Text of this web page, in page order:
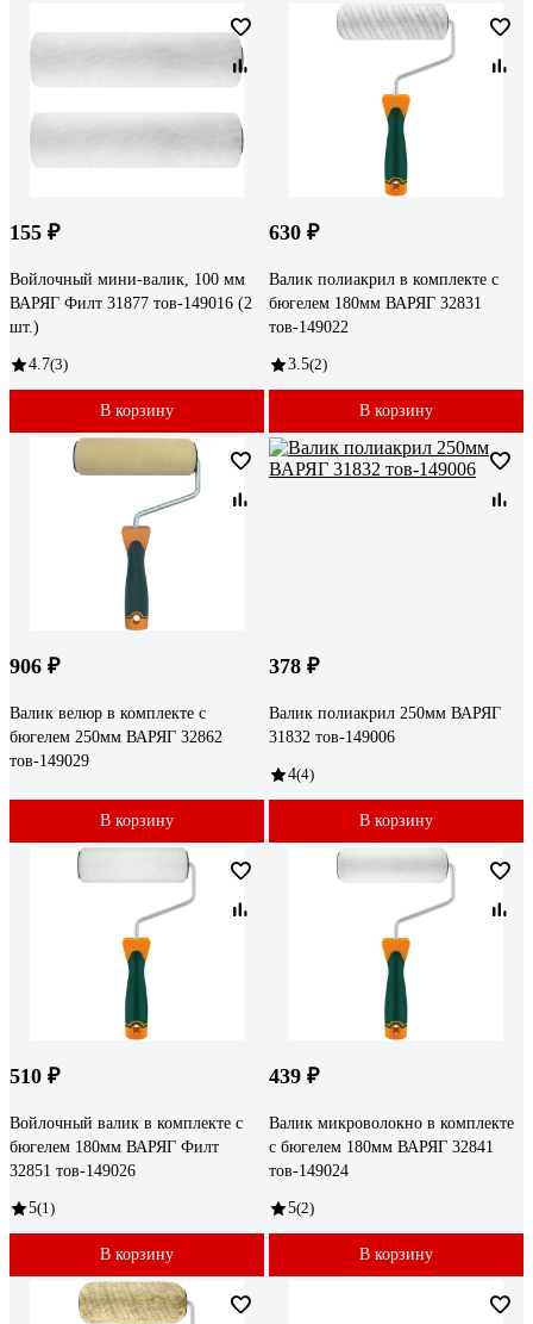
155 ₽
Войлочный мини-валик, 100 мм
ВАРЯГ Филт 31877 тов-149016 (2
шт.)
4.7(3)
В корзину
630 ₽
Валик полиакрил в комплекте с
бюгелем 180мм ВАРЯГ 32831
тов-149022
3.5(2)
В корзину
906 ₽
Валик велюр в комплекте с
бюгелем 250мм ВАРЯГ 32862
тов-149029
В корзину
378 ₽
Валик полиакрил 250мм ВАРЯГ
31832 тов-149006
4(4)
В корзину
510 ₽
Войлочный валик в комплекте с
бюгелем 180мм ВАРЯГ Филт
32851 тов-149026
5(1)
В корзину
439 ₽
Валик микроволокно в комплекте
с бюгелем 180мм ВАРЯГ 32841
тов-149024
5(2)
В корзину